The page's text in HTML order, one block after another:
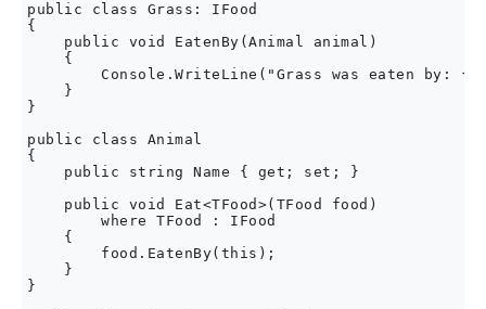
public class Grass: IFood
{
    public void EatenBy(Animal animal)
    {
Console.WriteLine("Grass was eaten by:
    }
}
public class Animal
{
    public string Name { get; set; }
    public void Eat<TFood>(TFood food)
        where TFood : IFood
    {
        food.EatenBy(this);
    }
}